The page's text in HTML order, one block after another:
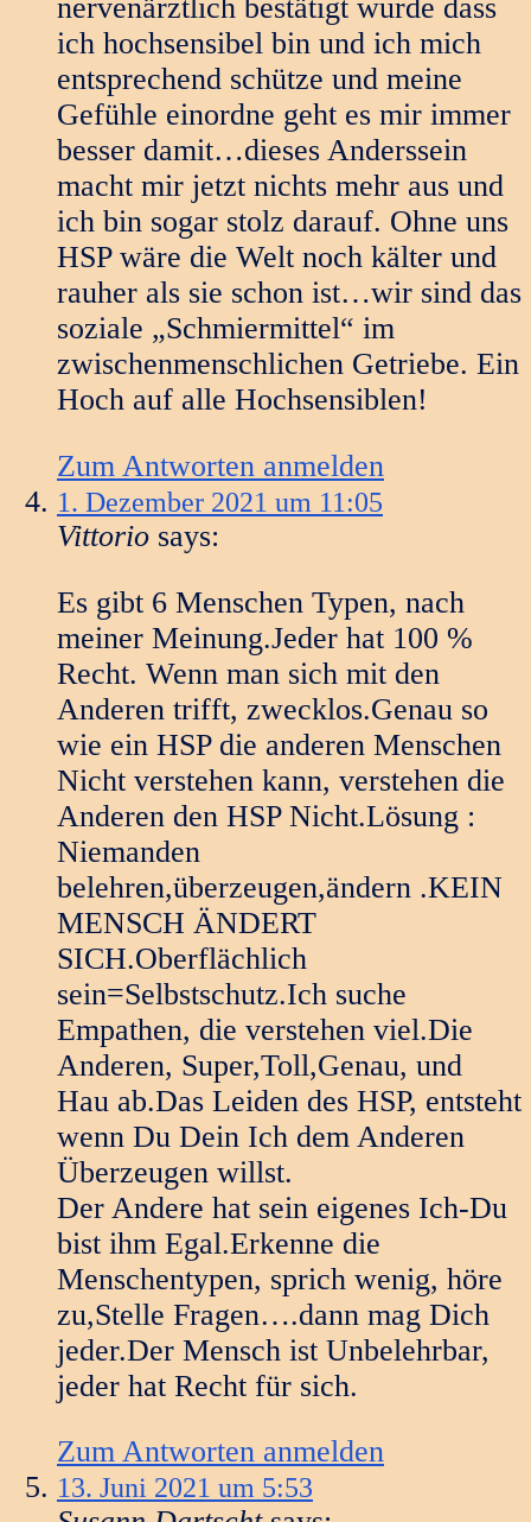
nervenärztlich bestätigt wurde dass
ich hochsensibel bin und ich mich
entsprechend schütze und meine
Gefühle einordne geht es mir immer
besser damit…dieses Anderssein
macht mir jetzt nichts mehr aus und
ich bin sogar stolz darauf. Ohne uns
HSP wäre die Welt noch kälter und
rauher als sie schon ist…wir sind das
soziale „Schmiermittel“ im
zwischenmenschlichen Getriebe. Ein
Hoch auf alle Hochsensiblen!
Zum Antworten anmelden
1. Dezember 2021 um 11:05
Vittorio says:
Es gibt 6 Menschen Typen, nach
meiner Meinung.Jeder hat 100 %
Recht. Wenn man sich mit den
Anderen trifft, zwecklos.Genau so
wie ein HSP die anderen Menschen
Nicht verstehen kann, verstehen die
Anderen den HSP Nicht.Lösung :
Niemanden
belehren,überzeugen,ändern .KEIN
MENSCH ÄNDERT
SICH.Oberflächlich
sein=Selbstschutz.Ich suche
Empathen, die verstehen viel.Die
Anderen, Super,Toll,Genau, und
Hau ab.Das Leiden des HSP, entsteht
wenn Du Dein Ich dem Anderen
Überzeugen willst.
Der Andere hat sein eigenes Ich-Du
bist ihm Egal.Erkenne die
Menschentypen, sprich wenig, höre
zu,Stelle Fragen….dann mag Dich
jeder.Der Mensch ist Unbelehrbar,
jeder hat Recht für sich.
Zum Antworten anmelden
13. Juni 2021 um 5:53